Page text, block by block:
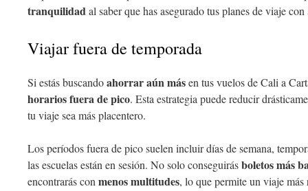
tranquilidadal saber que has asegurado tus planes de viaje
Viajar fuera de temporada
Si estás buscandoahorrar aún másen tus vuelos de Cali a
horarios fuera de pico. Esta estrategia puede reducir
tu viaje sea más placentero.
Los períodos fuera de pico suelen incluir días de semana,
las escuelas están en sesión. No solo conseguirásboletos más
encontrarás con menos multitudes, lo que permite un viaje más